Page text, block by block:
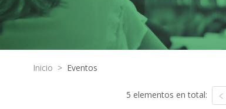
Inicio > Eventos
5 elementos en total: